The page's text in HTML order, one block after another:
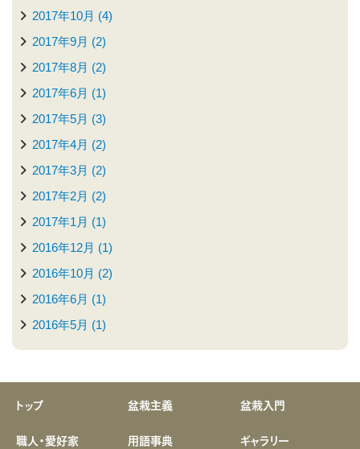
2017年10月 (4)
2017年9月 (2)
2017年8月 (2)
2017年6月 (1)
2017年5月 (3)
2017年4月 (2)
2017年3月 (2)
2017年2月 (2)
2017年1月 (1)
2016年12月 (1)
2016年10月 (2)
2016年6月 (1)
2016年5月 (1)
トップ 盆栽主義
盆栽入門
職人・愛好家
用語事典
ギャラリー